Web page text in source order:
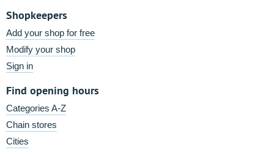
Shopkeepers
Add your shop for free
Modify your shop
Sign in
Find opening hours
Categories A-Z
Chain stores
Cities